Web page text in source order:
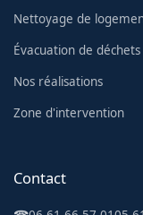
Nettoyage de
Évacuation de déchets
Nos réalisations
Zone d'intervention
Contact